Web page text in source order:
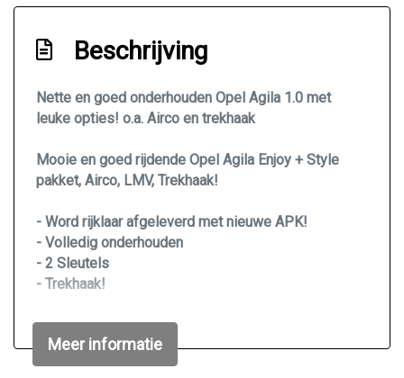
Elektrische ramen voor
Stuurbekrachtiging
Toerenteller
Overige
Anti blokkeer systeem
Passagiersairbag
Zij airbag(s) voor
Beschrijving
Nette en goed onderhouden Opel Agila 1.0 met
leuke opties! o.a. Airco en trekhaak
Mooie en goed rijdende Opel Agila Enjoy + Style
pakket, Airco, LMV, Trekhaak!
- Word rijklaar afgeleverd met nieuwe APK!
- Volledig onderhouden
- 2 Sleutels
- Trekhaak!
MEER INFO? OF EEN BEZICHTIGING EN PROEFRIT?
BEL / APP of MAIL mij. Mob. 06-46710581 / Mail
Meer informatie